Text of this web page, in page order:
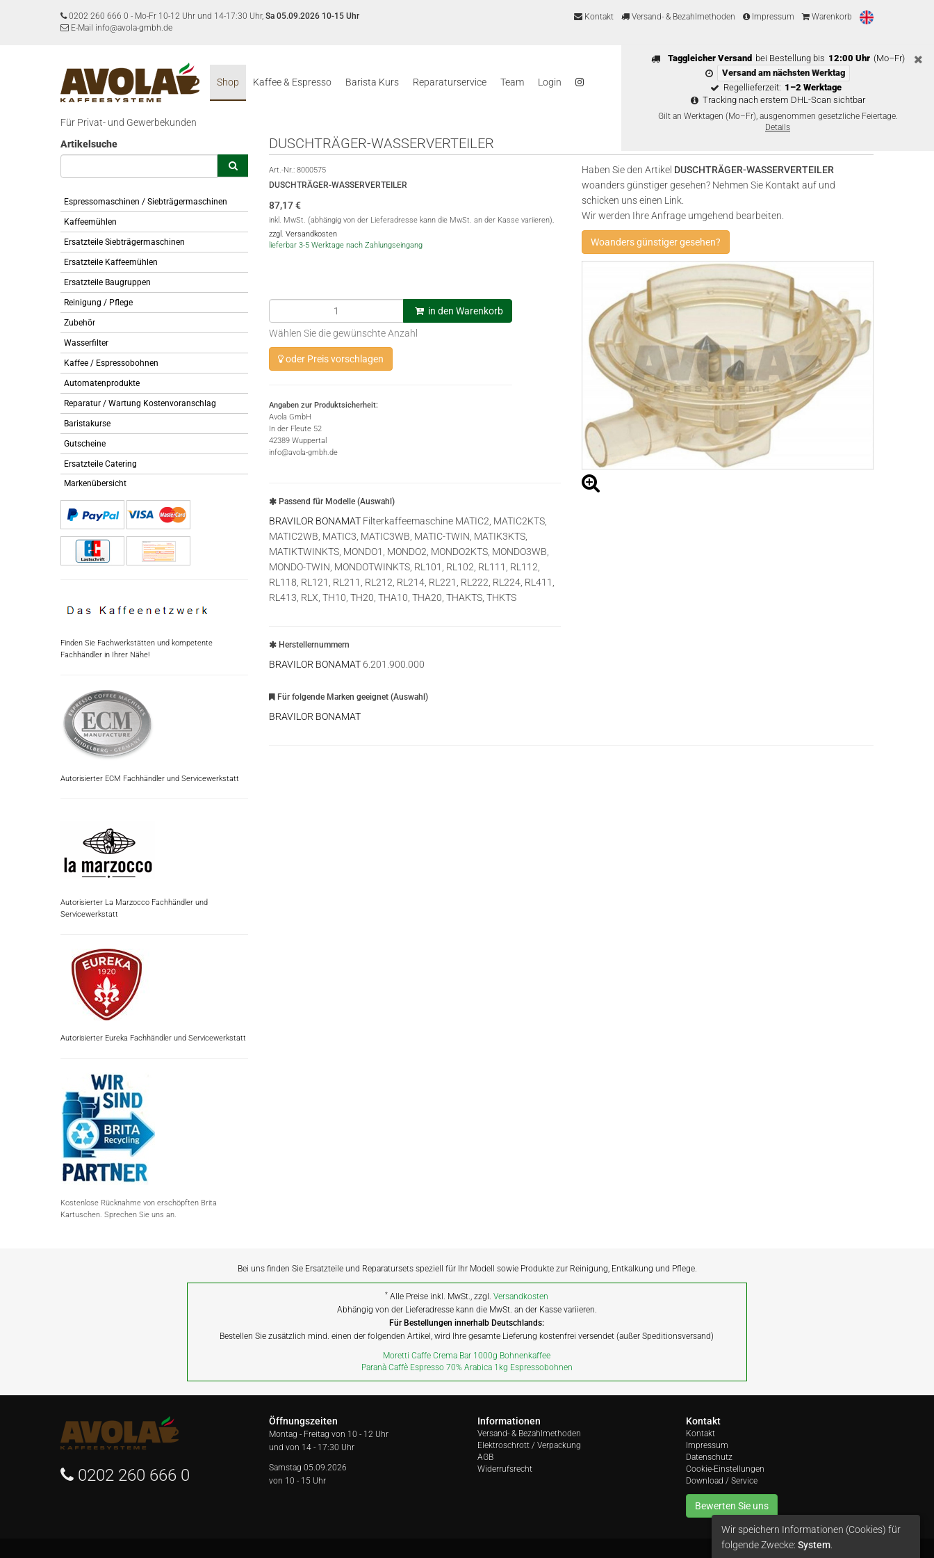
0202 260 666 0 - Mo-Fr 10-12 Uhr und 14-17:30 Uhr, Sa 05.09.2026 10-15 Uhr
E-Mail info@avola-gmbh.de
Kontakt Versand- & Bezahlmethoden Impressum Warenkorb
Taggleicher Versand bei Bestellung bis 12:00 Uhr (Mo–Fr)
Versand am nächsten Werktag
Regellieferzeit: 1–2 Werktage
Tracking nach erstem DHL-Scan sichtbar
Gilt an Werktagen (Mo–Fr), ausgenommen gesetzliche Feiertage.
Details
Shop Kaffee & Espresso Barista Kurs Reparaturservice Team Login
Für Privat- und Gewerbekunden
Artikelsuche
Espressomaschinen / Siebträgermaschinen
Kaffeemühlen
Ersatzteile Siebträgermaschinen
Ersatzteile Kaffeemühlen
Ersatzteile Baugruppen
Reinigung / Pflege
Zubehör
Wasserfilter
Kaffee / Espressobohnen
Automatenprodukte
Reparatur / Wartung Kostenvoranschlag
Baristakurse
Gutscheine
Ersatzteile Catering
Markenübersicht
Finden Sie Fachwerkstätten und kompetente
Fachhändler in Ihrer Nähe!
Autorisierter ECM Fachhändler und Servicewerkstatt
Autorisierter La Marzocco Fachhändler und
Servicewerkstatt
Autorisierter Eureka Fachhändler und Servicewerkstatt
Kostenlose Rücknahme von erschöpften Brita
Kartuschen. Sprechen Sie uns an.
DUSCHTRÄGER-WASSERVERTEILER
Art.-Nr.: 8000575
DUSCHTRÄGER-WASSERVERTEILER
87,17€
inkl. MwSt. (abhängig von der Lieferadresse kann die MwSt. an der Kasse variieren),
zzgl. Versandkosten
lieferbar 3-5 Werktage nach Zahlungseingang
in den Warenkorb
Wählen Sie die gewünschte Anzahl
oder Preis vorschlagen
Angaben zur Produktsicherheit:
Avola GmbH
In der Fleute 52
42389 Wuppertal
info@avola-gmbh.de
Passend für Modelle (Auswahl)
BRAVILOR BONAMAT Filterkaffeemaschine MATIC2, MATIC2KTS,
MATIC2WB, MATIC3, MATIC3WB, MATIC-TWIN, MATIK3KTS,
MATIKTWINKTS, MONDO1, MONDO2, MONDO2KTS, MONDO3WB,
MONDO-TWIN, MONDOTWINKTS, RL101, RL102, RL111, RL112,
RL118, RL121, RL211, RL212, RL214, RL221, RL222, RL224, RL411,
RL413, RLX, TH10, TH20, THA10, THA20, THAKTS, THKTS
Herstellernummern
BRAVILOR BONAMAT 6.201.900.000
Für folgende Marken geeignet (Auswahl)
BRAVILOR BONAMAT
Haben Sie den Artikel DUSCHTRÄGER-WASSERVERTEILER
woanders günstiger gesehen? Nehmen Sie Kontakt auf und
schicken uns einen Link.
Wir werden Ihre Anfrage umgehend bearbeiten.
Woanders günstiger gesehen?
Bei uns finden Sie Ersatzteile und Reparatursets speziell für Ihr Modell sowie Produkte zur Reinigung, Entkalkung und Pflege.
* Alle Preise inkl. MwSt., zzgl.Versandkosten
Abhängig von der Lieferadresse kann die MwSt. an der Kasse variieren.
Für Bestellungen innerhalb Deutschlands:
Bestellen Sie zusätzlich mind. einen der folgenden Artikel, wird Ihre gesamte Lieferung kostenfrei versendet (außer Speditionsversand)
Moretti Caffe Crema Bar 1000g Bohnenkaffee
Paranà Caffè Espresso 70% Arabica 1kg Espressobohnen
0202 260 666 0
Öffnungszeiten
Montag - Freitag von 10 - 12 Uhr
und von 14 - 17:30 Uhr
Samstag 05.09.2026
von 10 - 15 Uhr
Informationen
Versand- & Bezahlmethoden
Elektroschrott / Verpackung
AGB
Widerrufsrecht
Kontakt
Kontakt
Impressum
Datenschutz
Cookie-Einstellungen
Download / Service
Bewerten Sie uns
Wir speichern Informationen (Cookies) für
folgende Zwecke: System